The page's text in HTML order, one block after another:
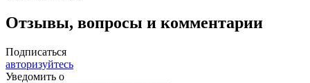
Отзывы, вопросы и комментарии
Подписаться
авторизуйтесь
Уведомить о